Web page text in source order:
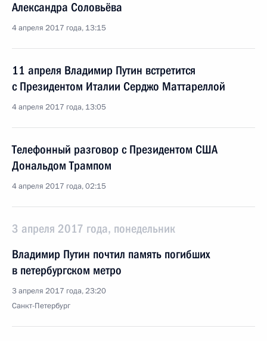
Александра Соловьёва
4 апреля 2017 года, 13:15
11 апреля Владимир Путин встретится
с Президентом Италии Серджо Маттареллой
4 апреля 2017 года, 13:05
Телефонный разговор с Президентом США
Дональдом Трампом
4 апреля 2017 года, 02:15
3 апреля 2017 года, понедельник
Владимир Путин почтил память погибших
в петербургском метро
3 апреля 2017 года, 23:20
Санкт-Петербург